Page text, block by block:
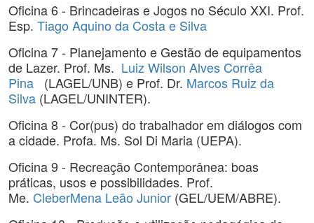
Oficina 6 - Brincadeiras e Jogos no Século XXI. Prof.
Esp. Tiago Aquino da Costa e Silva
Oficina 7 - Planejamento e Gestão de equipamentos
de Lazer. Prof. Ms. Luiz Wilson Alves Corrêa
Pina (LAGEL/UNB) e Prof. Dr. Marcos Ruiz da
Silva (LAGEL/UNINTER).
Oficina 8 - Cor(pus) do trabalhador em diálogos com
a cidade. Profa. Ms. Sol Di Maria (UEPA).
Oficina 9 - Recreação Contemporânea: boas
práticas, usos e possibilidades. Prof.
Me. CleberMena Leão Junior (GEL/UEM/ABRE).